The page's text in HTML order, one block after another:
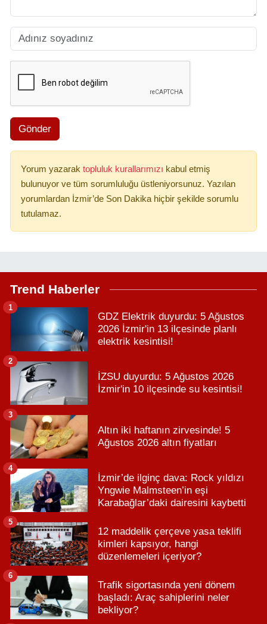
Gönder
Yorum yazarak topluluk kurallarımızı kabul etmiş
bulunuyor ve tüm sorumluluğu üstleniyorsunuz. Yazılan
yorumlardan İzmir’de Son Dakika hiçbir şekilde sorumlu
tutulamaz.
Trend Haberler
GDZ Elektrik duyurdu: 5 Ağustos
2026 İzmir'in 13 ilçesinde planlı
elektrik kesintisi!
1
İZSU duyurdu: 5 Ağustos 2026
İzmir'in 10 ilçesinde su kesintisi!
2
Altın iki haftanın zirvesinde! 5
Ağustos 2026 altın fiyatları
3
İzmir’de ilginç dava: Rock yıldızı
Yngwie Malmsteen’in eşi
Karabağlar’daki dairesini kaybetti
4
12 maddelik çerçeve yasa teklifi
kimleri kapsıyor, hangi
düzenlemeleri içeriyor?
5
Trafik sigortasında yeni dönem
başladı: Araç sahiplerini neler
bekliyor?
6